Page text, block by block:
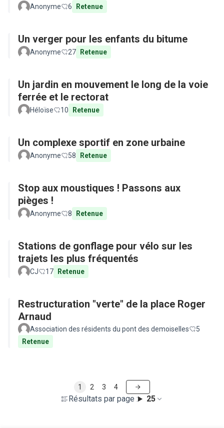
Anonyme 6 Retenue
Un verger pour les enfants du bitume
Anonyme 27 Retenue
Un jardin en mouvement le long de la voie
ferrée et le rectorat
Héloïse 10 Retenue
Un complexe sportif en zone urbaine
Anonyme 58 Retenue
Stop aux moustiques ! Passons aux
pièges !
Anonyme 8 Retenue
Stations de gonflage pour vélo sur les
trajets les plus fréquentés
CJ 17 Retenue
Restructuration "verte" de la place Roger
Arnaud
Association des résidents du pont des demoiselles
5
Retenue
Résultats par page : 25
1 2 3 4